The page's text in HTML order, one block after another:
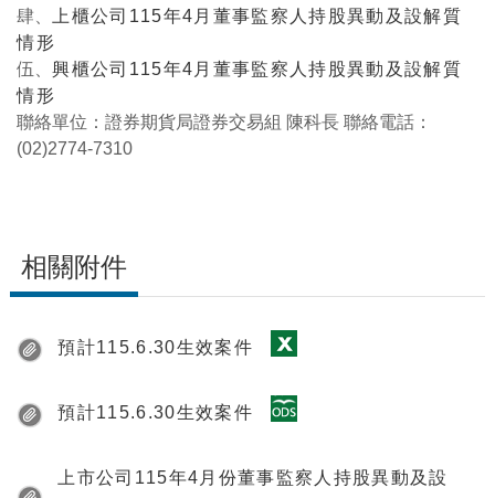
肆、
上櫃公司115年4月董事監察人持股異動及設解質
情形
伍、興櫃公司115年4月董事監察人持股異動及設解質
情形
聯絡單位：證券期貨局證券交易組 陳科長 聯絡電話：
(02)2774-7310
相關附件
預計115.6.30生效案件
預計115.6.30生效案件
上市公司115年4月份董事監察人持股異動及設